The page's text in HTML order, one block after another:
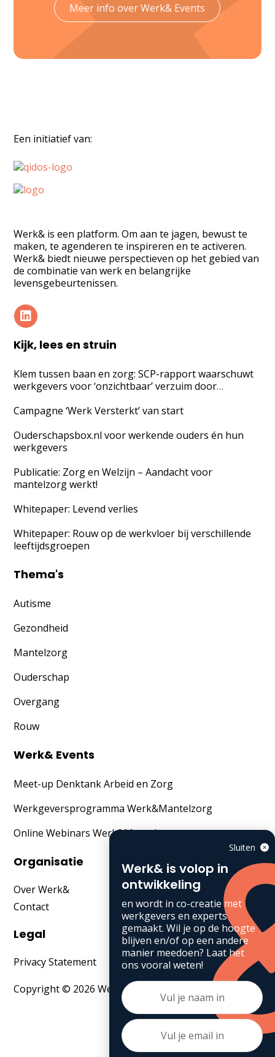
Meer info over Werk& Events
Een initiatief van:
Werk& is een platform. Om aan te jagen, bewust te
maken, te agenderen te inspireren en te activeren.
Werk& biedt nieuwe perspectieven op het gebied van
de combinatie van werk en belangrijke
levensgebeurtenissen.
Kijk, lees en struin
Klem tussen baan en zorg: SCP-rapport waarschuwt
werkgevers voor ‘onzichtbaar’ verzuim door
Campagne ‘Werk Versterkt’ van start
Ouderschapsbox.nl voor werkende ouders én hun
werkgevers
Publicatie: Zorg en Welzijn – Aandacht voor
mantelzorg werkt!
Whitepaper: Levend verlies
Whitepaper: Rouw op de werkvloer bij verschillende
leeftijdsgroepen
Thema's
Autisme
Gezondheid
Mantelzorg
Ouderschap
Overgang
Rouw
Werk& Events
Meet-up Denktank Arbeid en Zorg
Werkgeversprogramma Werk&Mantelzorg
Online Webinars Werk&Mantelzorg
Organisatie
Over Werk&
Contact
Legal
Privacy Statement
Copyright © 2026 Werk&
Sluiten
Werk& is volop in
ontwikkeling
en wordt in co-creatie met
werkgevers en experts
gemaakt. Wil je op de hoogte
blijven en/of op een andere
manier meedoen? Laat het
ons vooral weten!